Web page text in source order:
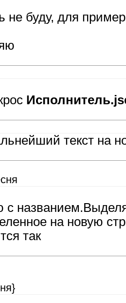
давно как
вспомнить никому
что бы скорей узнала
известно одному
лед
запоет
теплою ото сна,
весна
не буду, для
текст на
с
на новую
так